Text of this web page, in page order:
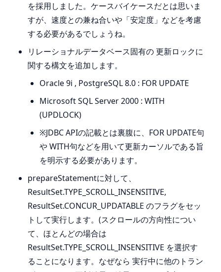
を採用しました。ケースバイケースだとは思いま
すが、速度との兼ね合いや「安定度」などを考慮
する必要があるでしょうね。
リレーショナルデータベース固有の 更新ロックに
関する構文を追加します。
Oracle 9i , PostgreSQL 8.0 : FOR UPDATE
Microsoft SQL Server 2000 : WITH
(UPDLOCK)
※JDBC APIの記載とは裏腹に、FOR UPDATE句
や WITH句などを用いて更新カーソルである旨
を明示する必要があります。
prepareStatementに対して、
ResultSet.TYPE_SCROLL_INSENSITIVE,
ResultSet.CONCUR_UPDATABLE のフラグをセッ
トして実行します。(スクロールの方向性につい
て、ほとんどの場合は
ResultSet.TYPE_SCROLL_INSENSITIVE を選択す
ることになります。なぜなら 実行中に他のトラン